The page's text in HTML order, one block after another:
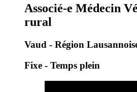
Associé-e Médecin
rural
Vaud - Région
Fixe - Temps plein